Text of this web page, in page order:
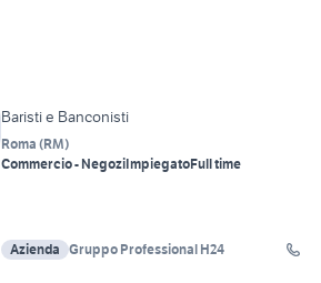
Baristi e Banconisti
Roma (RM)
Commercio - NegoziImpiegatoFull time
Azienda Gruppo Professional H24